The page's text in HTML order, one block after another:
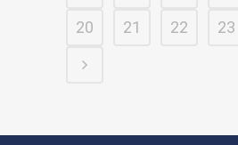
20
21 22 23